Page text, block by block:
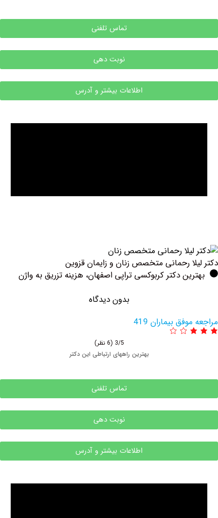
تماس تلفنی
نوبت دهی
اطلاعات بیشتر و آدرس
رحمانی متخصص زنان و زایمان قزوین
دکتر کربوکسی تراپی اصفهان، هزینه تزریق به واژن
بدون دیدگاه
بیماران 419
بهترین راههای ارتباطی این دکتر
تماس تلفنی
نوبت دهی
اطلاعات بیشتر و آدرس